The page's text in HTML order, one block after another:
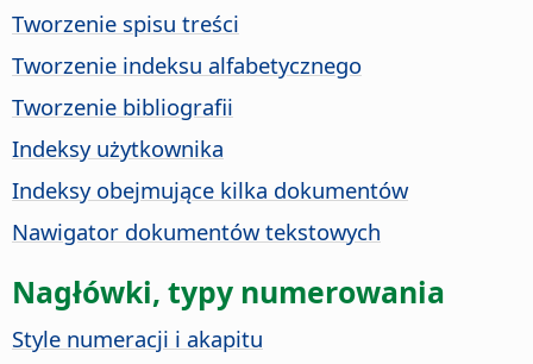
Tworzenie spisu treści
Tworzenie indeksu alfabetycznego
Tworzenie bibliografii
Indeksy użytkownika
Indeksy obejmujące kilka dokumentów
Nawigator dokumentów tekstowych
Nagłówki, typy numerowania
Style numeracji i akapitu